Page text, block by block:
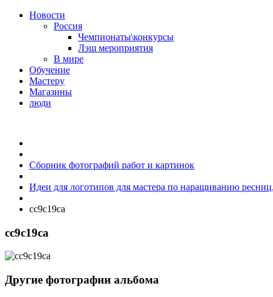
Новости
Россия
Чемпионаты\конкурсы
Лэш мероприятия
В мире
Обучение
Мастеру
Магазины
люди
Сборник фотографий работ и картинок
Идеи для логотипов для мастера по наращиванию
cc9c19ca
cc9c19ca
Другие фотографии альбома